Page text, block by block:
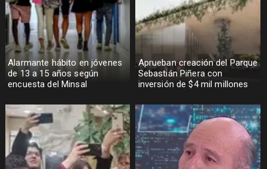
Alarmante hábito en jóvenes
de 13 a 15 años según
encuesta del Minsal
Aprueban creación del Parque
Sebastián Piñera con
inversión de $4 mil millones